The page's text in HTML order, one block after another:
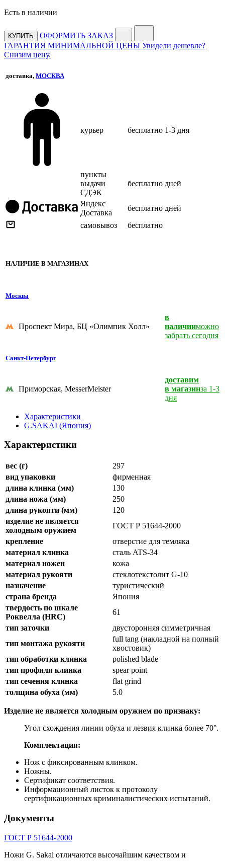
Есть в наличии
КУПИТЬ
ОФОРМИТЬ ЗАКАЗ
ГАРАНТИЯ МИНИМАЛЬНОЙ ЦЕНЫ Увидели дешевле?
Снизим цену.
доставка, МОСКВА
курьер бесплатно 1-3 дня
пункты
выдачи
СДЭК
бесплатно дней
Яндекс
Доставка
бесплатно дней
самовывоз
бесплатно
НАЛИЧИЕ В МАГАЗИНАХ
Москва
Проспект Мира, БЦ «Олимпик Холл»
в
наличииможно
забрать сегодня
Санкт-Петербург
Приморская, MesserMeister
доставим
в магазинза 1-3
дня
Характеристики
G.SAKAI (Япония)
Характеристики
вес (г)
297
вид упаковки
фирменная
длина клинка (мм)
130
длина ножа (мм)
250
длина рукояти (мм)
120
изделие не является
холодным оружием
ГОСТ Р 51644-2000
крепление
отверстие для темляка
материал клинка
сталь ATS-34
материал ножен
кожа
материал рукояти
стеклотекстолит G-10
назначение
туристический
страна бренда
Япония
твердость по шкале
Роквелла (HRC)
61
тип заточки
двусторонняя симметричная
тип монтажа рукояти
full tang (накладной на полный
хвостовик)
тип обработки клинка
polished blade
тип профиля клинка
spear point
тип сечения клинка
flat grind
толщина обуха (мм)
5.0
Изделие не является холодным оружием по признаку:
Угол схождения линии обуха и лезвия клинка более 70°.
Комплектация:
Нож с фиксированным клинком.
Ножны.
Сертификат соответствия.
Информационный листок к протоколу
сертификационных криминалистических испытаний.
Документы
ГОСТ Р 51644-2000
Ножи G. Sakai отличаются высочайшим качеством и